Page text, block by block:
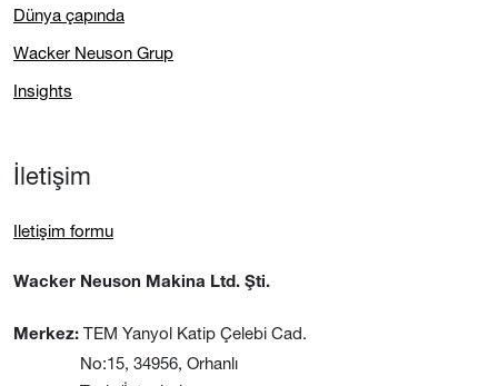
Dünya çapında
Wacker Neuson Grup
Insights
İletişim
Iletişim formu
Wacker Neuson Makina Ltd. Şti.
Merkez: TEM Yanyol Katip Çelebi Cad.
No:15, 34956, Orhanlı